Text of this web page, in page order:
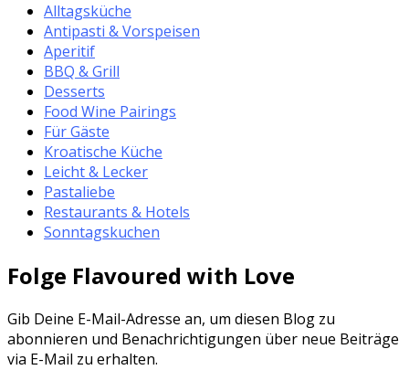
Alltagsküche
Antipasti & Vorspeisen
Aperitif
BBQ & Grill
Desserts
Food Wine Pairings
Für Gäste
Kroatische Küche
Leicht & Lecker
Pastaliebe
Restaurants & Hotels
Sonntagskuchen
Folge Flavoured with Love
Gib Deine E-Mail-Adresse an, um diesen Blog zu
abonnieren und Benachrichtigungen über neue Beiträge
via E-Mail zu erhalten.